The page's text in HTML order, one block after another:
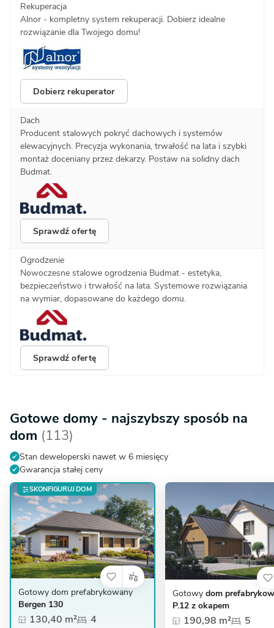
Rekuperacja
Alnor - kompletny system rekuperacji. Dobierz idealne
rozwiązanie dla Twojego domu!
Dobierz rekuperator
Dach
Producent stalowych pokryć dachowych i systemów
elewacyjnych. Precyzja wykonania, trwałość na lata i szybki
montaż doceniany przez dekarzy. Postaw na solidny dach
Budmat.
Sprawdź ofertę
Ogrodzenie
Nowoczesne stalowe ogrodzenia Budmat - estetyka,
bezpieczeństwo i trwałość na lata. Systemowe rozwiązania
na wymiar, dopasowane do każdego domu.
Sprawdź ofertę
Gotowe domy - najszybszy sposób na
dom (113)
Stan deweloperski nawet w 6 miesięcy
Gwarancja stałej ceny
SKONFIGURUJ DOM
Gotowy dom prefabrykowany
Bergen 130
130,40 m² 4
Gotowy dom
P.12 z okapem
190,98 m² 5